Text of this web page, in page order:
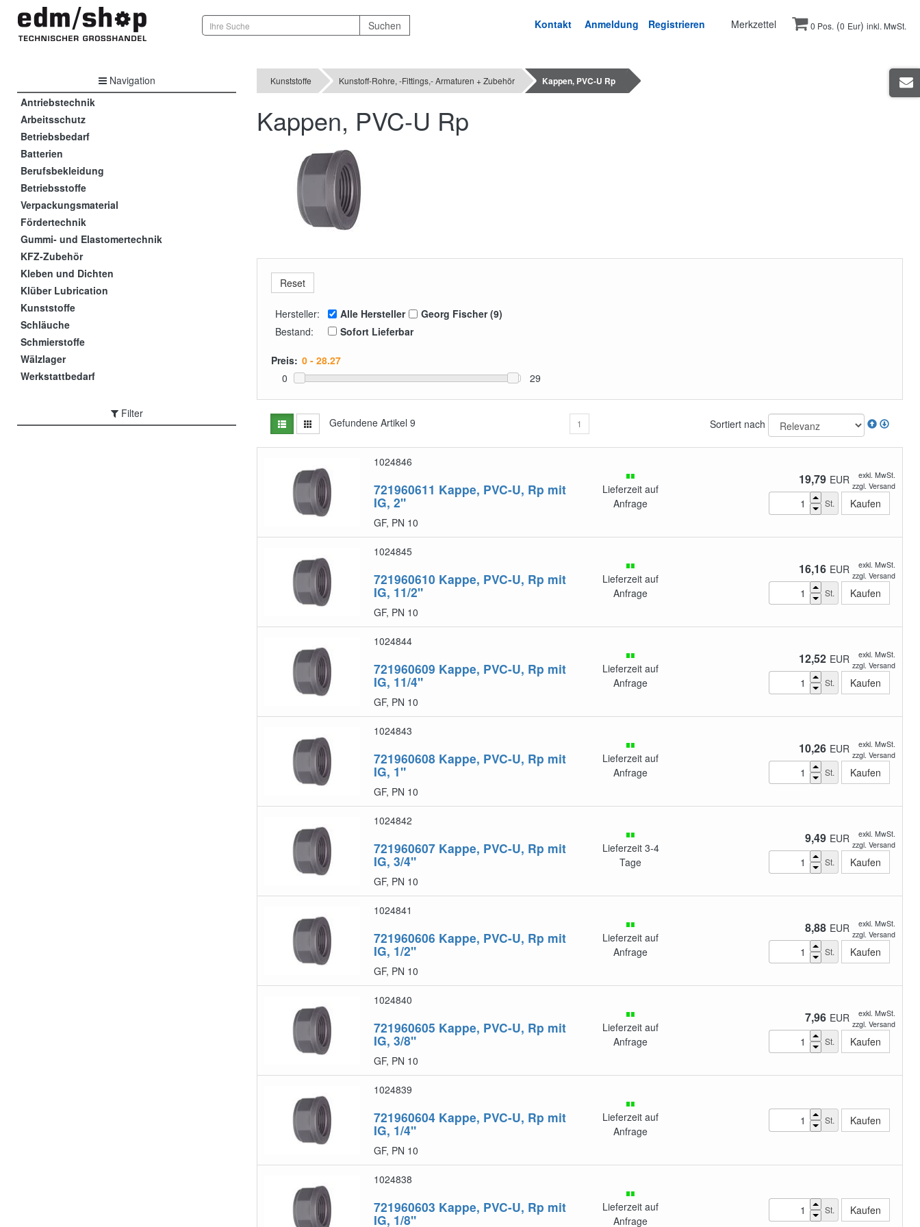
Kontakt Anmeldung Registrieren Merkzettel 0 Pos. (0 Eur) inkl. MwSt.
Navigation
Antriebstechnik
Arbeitsschutz
Betriebsbedarf
Batterien
Berufsbekleidung
Betriebsstoffe
Verpackungsmaterial
Fördertechnik
Gummi- und Elastomertechnik
KFZ-Zubehör
Kleben und Dichten
Klüber Lubrication
Kunststoffe
Schläuche
Schmierstoffe
Wälzlager
Werkstattbedarf
Filter
Kunststoffe Kunstoff-Rohre, -Fittings,- Armaturen + Zubehör Kappen, PVC-U Rp
Kappen, PVC-U Rp
Hersteller: Alle Hersteller
Georg Fischer (9)
Bestand:
Sofort Lieferbar
Preis:
0
29
Gefundene Artikel 9 1 Sortiert nach
1024846
721960611 Kappe, PVC-U, Rp mit
IG, 2"
GF, PN 10
Lieferzeit auf
Anfrage
19,79 EUR
exkl. MwSt.
zzgl. Versand
St.
1024845
721960610 Kappe, PVC-U, Rp mit
IG, 11/2"
GF, PN 10
Lieferzeit auf
Anfrage
16,16 EUR
exkl. MwSt.
zzgl. Versand
St.
1024844
721960609 Kappe, PVC-U, Rp mit
IG, 11/4"
GF, PN 10
Lieferzeit auf
Anfrage
12,52 EUR
exkl. MwSt.
zzgl. Versand
St.
1024843
721960608 Kappe, PVC-U, Rp mit
IG, 1"
GF, PN 10
Lieferzeit auf
Anfrage
10,26 EUR
exkl. MwSt.
zzgl. Versand
St.
1024842
721960607 Kappe, PVC-U, Rp mit
IG, 3/4"
GF, PN 10
Lieferzeit 3-4
Tage
9,49 EUR
exkl. MwSt.
zzgl. Versand
St.
1024841
721960606 Kappe, PVC-U, Rp mit
IG, 1/2"
GF, PN 10
Lieferzeit auf
Anfrage
8,88 EUR
exkl. MwSt.
zzgl. Versand
St.
1024840
721960605 Kappe, PVC-U, Rp mit
IG, 3/8"
GF, PN 10
Lieferzeit auf
Anfrage
7,96 EUR
exkl. MwSt.
zzgl. Versand
St.
1024839
721960604 Kappe, PVC-U, Rp mit
IG, 1/4"
GF, PN 10
Lieferzeit auf
Anfrage
St.
1024838
721960603 Kappe, PVC-U, Rp mit
IG, 1/8"
Lieferzeit auf
Anfrage
St.